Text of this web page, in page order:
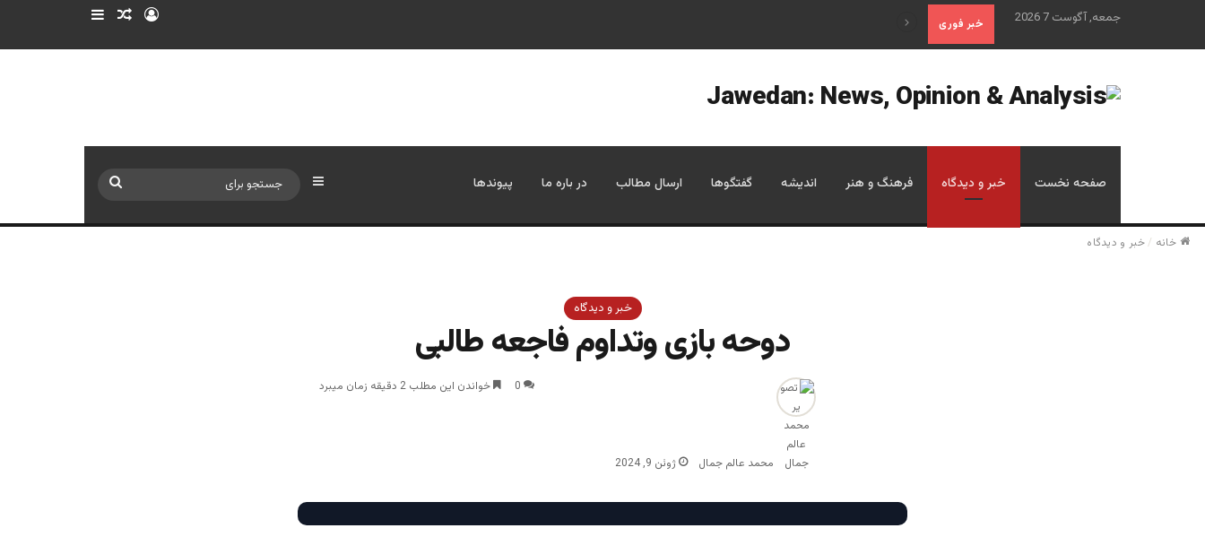
جمعه, آگوست 7 2026 خبر فوری علم تاریخ ورود نوشته تصادفی
صفحه نخست خبر و دیدگاه فرهنگ و هنر اندیشه گفتگوها ارسال مطالب در باره ما پیوندها سایدبار
خانه /خبر و دیدگاه
خبر و دیدگاه
دوحه بازی وتداوم فاجعه طالبی
محمد عالم جمال ژوئن 9, 2024
0 خواندن این مطلب 2 دقیقه زمان میبرد